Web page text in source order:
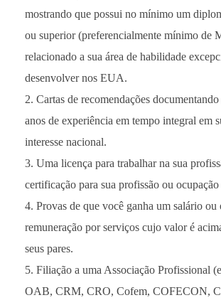
mostrando que possui no mínimo um
ou superior (preferencialmente mínimo de
relacionado a sua área de habilidade
desenvolver nos EUA.
Cartas de recomendações
anos de experiência em tempo integral em
interesse nacional.
Uma licença para trabalhar na sua
certificação para sua profissão ou
Provas de que você ganha um salário ou
remuneração por serviços cujo valor é
seus pares.
Filiação a uma Associação Profissional
OAB, CRM, CRO, Cofem, COFECON,